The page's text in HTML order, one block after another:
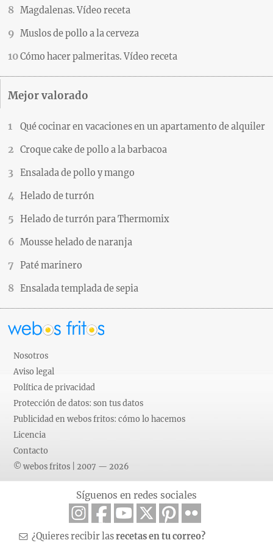
Magdalenas. Vídeo receta
Muslos de pollo a la cerveza
Cómo hacer palmeritas. Vídeo receta
Mejor valorado
Qué cocinar en vacaciones en un apartamento de alquiler
Croque cake de pollo a la barbacoa
Ensalada de pollo y mango
Helado de turrón
Helado de turrón para Thermomix
Mousse helado de naranja
Paté marinero
Ensalada templada de sepia
Nosotros
Aviso legal
Política de privacidad
Protección de datos: son tus datos
Publicidad en webos fritos: cómo lo hacemos
Licencia
Contacto
© webos fritos | 2007 — 2026
Síguenos en redes sociales
¿Quieres recibir lasrecetas en tu correo?